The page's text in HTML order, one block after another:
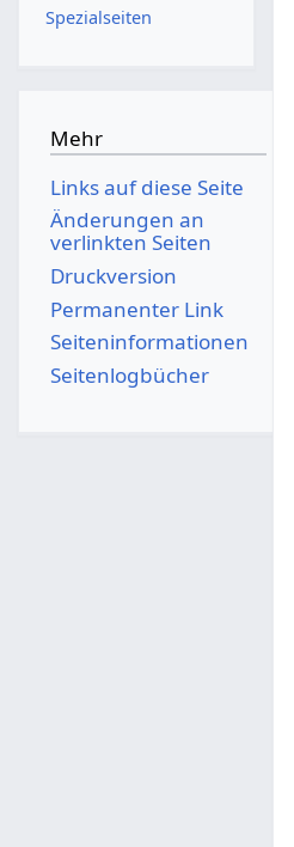
Spezialseiten
Mehr
Links auf diese Seite
Änderungen an
verlinkten Seiten
Druckversion
Permanenter Link
Seiten­­informationen
Seitenlogbücher